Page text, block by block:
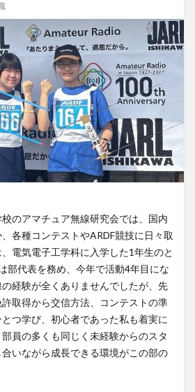
のアマチュア無線研究会では、国内
各種コンテストやARDF競技に日々取
電気電子工学科に入学した1年生のと
部代表を務め、今年で活動4年目にな
経験が全くありませんでしたが、先
取得から交信方法、コンテストの準
つ学び、初心者であった私も着実に
員の多くも同じく未経験からのスタ
いながら成長できる環境がこの部の